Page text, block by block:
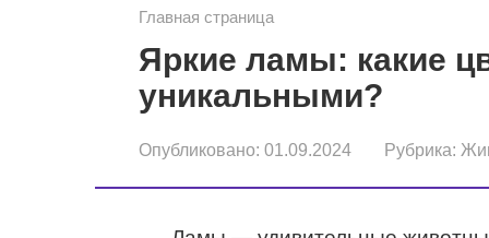
Главная страница
Яркие ламы: какие
уникальными?
Опубликовано: 01.09.2024 Рубрика: